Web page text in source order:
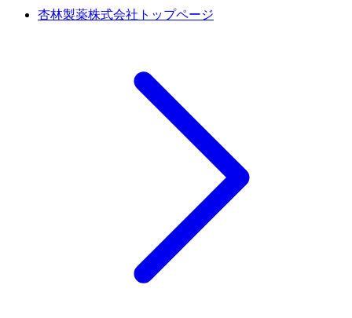
杏林製薬株式会社トップページ